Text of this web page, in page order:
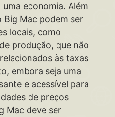
economia. Além
Big Mac podem ser
locais, como
produção, que não
às taxas
embora seja uma
e acessível para
de preços
Mac deve ser